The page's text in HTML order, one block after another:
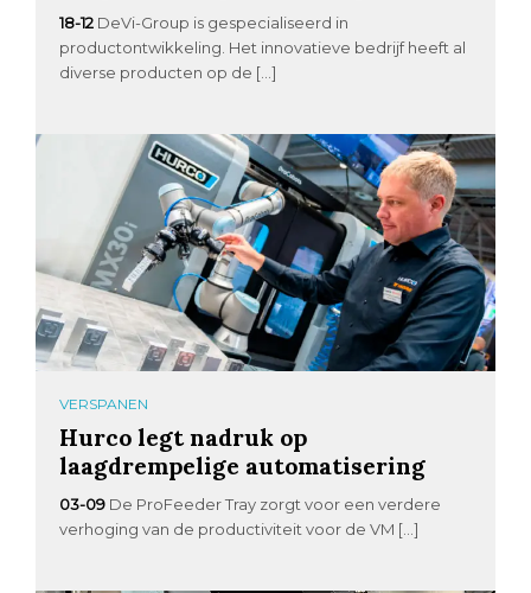
18-12 DeVi-Group is gespecialiseerd in
productontwikkeling. Het innovatieve bedrijf heeft al
diverse producten op de […]
VERSPANEN
Hurco legt nadruk op
laagdrempelige automatisering
03-09 De ProFeeder Tray zorgt voor een verdere
verhoging van de productiviteit voor de VM […]